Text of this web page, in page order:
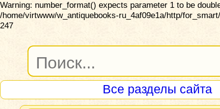
Warning: number_format() expects parameter 1 to be
/home/virtwww/w_antiquebooks-ru_4af09e1a/http/
247
Все разделы сайта